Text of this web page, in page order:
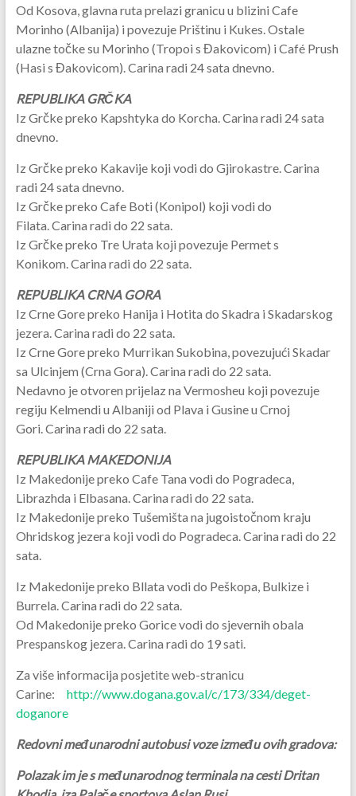
Od Kosova, glavna ruta prelazi granicu u blizini Cafe
Morinho (Albanija) i povezuje Prištinu i Kukes. Ostale
ulazne točke su Morinho (Tropoi s Đakovicom) i Café Prush
(Hasi s Đakovicom). Carina radi 24 sata dnevno.
REPUBLIKA GRČKA
Iz Grčke preko Kapshtyka do Korcha. Carina radi 24 sata
dnevno.
Iz Grčke preko Kakavije koji vodi do Gjirokastre. Carina
radi 24 sata dnevno.
Iz Grčke preko Cafe Boti (Konipol) koji vodi do
Filata. Carina radi do 22 sata.
Iz Grčke preko Tre Urata koji povezuje Permet s
Konikom. Carina radi do 22 sata.
REPUBLIKA CRNA GORA
Iz Crne Gore preko Hanija i Hotita do Skadra i Skadarskog
jezera. Carina radi do 22 sata.
Iz Crne Gore preko Murrikan Sukobina, povezujući Skadar
sa Ulcinjem (Crna Gora). Carina radi do 22 sata.
Nedavno je otvoren prijelaz na Vermosheu koji povezuje
regiju Kelmendi u Albaniji od Plava i Gusine u Crnoj
Gori. Carina radi do 22 sata.
REPUBLIKA MAKEDONIJA
Iz Makedonije preko Cafe Tana vodi do Pogradeca,
Librazhda i Elbasana. Carina radi do 22 sata.
Iz Makedonije preko Tušemišta na jugoistočnom kraju
Ohridskog jezera koji vodi do Pogradeca. Carina radi do 22
sata.
Iz Makedonije preko Bllata vodi do Peškopa, Bulkize i
Burrela. Carina radi do 22 sata.
Od Makedonije preko Gorice vodi do sjevernih obala
Prespanskog jezera. Carina radi do 19 sati.
Za više informacija posjetite web-stranicu
Carine: http://www.dogana.gov.al/c/173/334/deget-
doganore
Redovni međunarodni autobusi voze između ovih gradova:
Polazak im je s međunarodnog terminala na cesti Dritan